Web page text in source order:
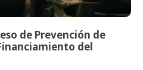
de Prevención de
del